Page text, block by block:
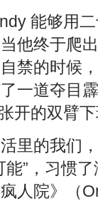
能够用二
他终于爬
禁的时候
一道夺目
开的双臂
的我们，
能”，习惯
人院》（